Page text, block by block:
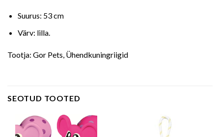
Suurus: 53 cm
Värv: lilla.
Tootja: Gor Pets, Ühendkuningriigid
SEOTUD TOOTED